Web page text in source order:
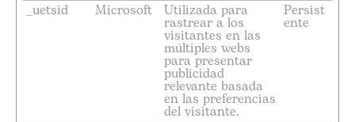
_uetsid Microsoft Utilizada para
rastrear a los
visitantes en las
múltiples webs
para presentar
publicidad
relevante basada
en las preferencias
del visitante.
Persist
ente